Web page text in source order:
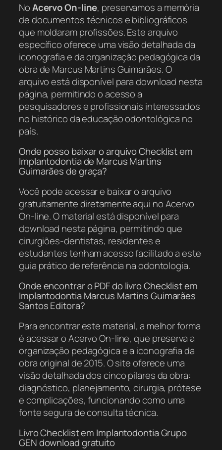
NoAcervo On-line, preservamos a memória
de documentos técnicos e bibliográficos
que moldaram profissões. Este arquivo
específico oferece uma visão detalhada da
iconografia e da organização pedagógica da
obra de Marcus Martins Guimarães. O
arquivo está disponível para download nesta
página, permitindo o acesso a
pesquisadores e profissionais interessados
no histórico da educação odontológica no
país.
Onde posso baixar o arquivo Checklist em
Implantodontia de Marcus Martins
Guimarães de graça?
Você pode acessar e baixar o arquivo
gratuitamente diretamente aqui no Acervo
On-line. O material está disponível para
download nesta página, permitindo que
cirurgiões-dentistas, residentes e
estudantes tenham acesso facilitado a este
guia prático de referência na odontologia.
Onde encontrar o PDF do livro Checklist em
Implantodontia Marcus Martins Guimarães
Santos Editora?
Para encontrar este material, a melhor forma
é acessar o Acervo On-line, que preserva a
organização pedagógica e a iconografia da
obra original de 2015. O site oferece uma
visão detalhada dos cinco pilares da obra:
diagnóstico, planejamento, cirurgia, prótese
e complicações, funcionando como uma
fonte segura de consulta técnica.
Livro Checklist em Implantodontia Grupo
GEN download gratuito